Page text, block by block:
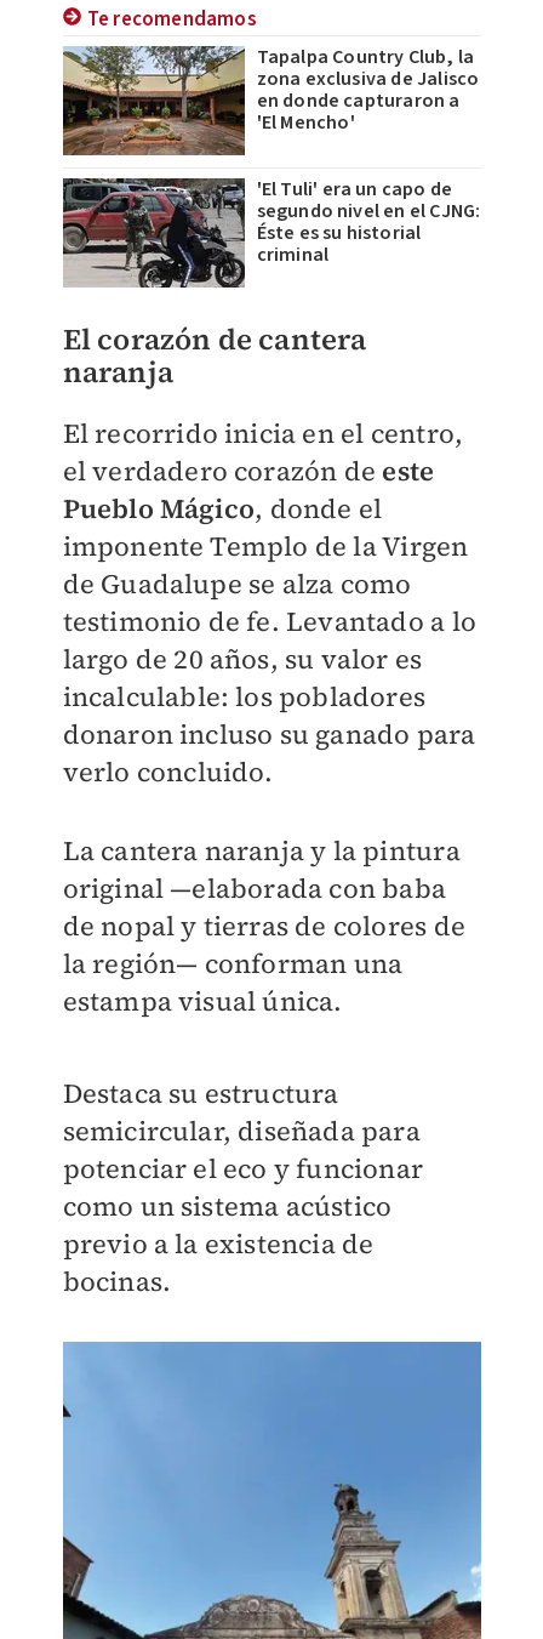
Te recomendamos
Tapalpa Country Club, la
zona exclusiva de Jalisco
en donde capturaron a
'El Mencho'
'El Tuli' era un capo de
segundo nivel en el CJNG:
Éste es su historial
criminal
El corazón de cantera
naranja
El recorrido inicia en el centro,
el verdadero corazón de este
Pueblo Mágico, donde el
imponente Templo de la Virgen
de Guadalupe se alza como
testimonio de fe. Levantado a lo
largo de 20 años, su valor es
incalculable: los pobladores
donaron incluso su ganado para
verlo concluido.
La cantera naranja y la pintura
original —elaborada con baba
de nopal y tierras de colores de
la región— conforman una
estampa visual única.
Destaca su estructura
semicircular, diseñada para
potenciar el eco y funcionar
como un sistema acústico
previo a la existencia de
bocinas.